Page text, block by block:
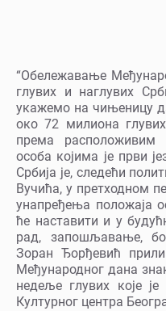
“Обележавање
глувих и наглувих
укажемо на чињеницу
око 72 милиона
према
особа којима је први
Србија је, следећи
Вучића, у претходном
унапређења положаја
ће наставити и у
рад, запошљавање,
Зоран Ђорђевић
Међународног дана
недеље глувих које
Културног центра